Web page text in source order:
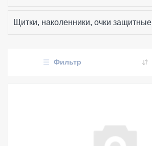
Щитки, наколенники, очки защитные
Фильтр